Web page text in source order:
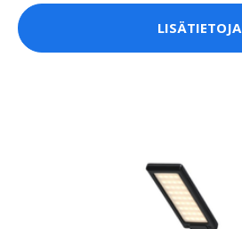
LISÄTIETOJA